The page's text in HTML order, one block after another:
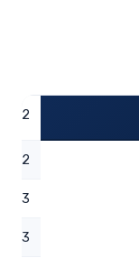
9.2
0.73